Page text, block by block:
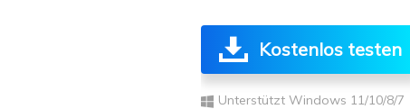
Kostenlos testen
Unterstützt Windows 11/10/8/7